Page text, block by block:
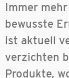
Immer
bewusste
ist aktuell
verzichten
Produkte,